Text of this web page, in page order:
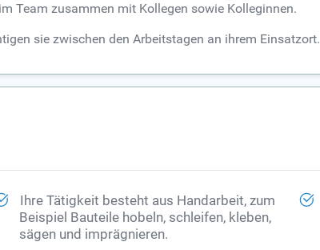
Team zusammen mit Kollegen sowie Kolleginnen.
sie zwischen den Arbeitstagen an ihrem Einsatzort.
Ihre Tätigkeit besteht aus Handarbeit, zum
Beispiel Bauteile hobeln, schleifen, kleben,
sägen und imprägnieren.